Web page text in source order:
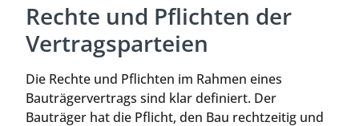
Rechte und Pflichten der
Vertragsparteien
Die Rechte und Pflichten im Rahmen eines
Bauträgervertrags sind klar definiert. Der
Bauträger hat die Pflicht, den Bau rechtzeitig und